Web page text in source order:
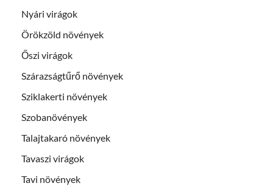
Nyári virágok
Örökzöld növények
Őszi virágok
Szárazságtűrő növények
Sziklakerti növények
Szobanövények
Talajtakaró növények
Tavaszi virágok
Tavi növények